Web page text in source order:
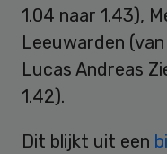
1.04 naar 1.43),
Leeuwarden (van
Lucas Andreas
1.42).
Dit blijkt uit een